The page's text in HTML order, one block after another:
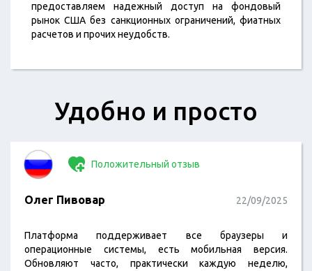
предоставляем надежный доступ на фондовый
рынок США без санкционных ограничений, фиатных
расчетов и прочих неудобств.
Удобно и просто
Положительный отзыв
Олег Пивовар 22/09/2025
Платформа поддерживает все браузеры и
операционные системы, есть мобильная версия.
Обновляют часто, практически каждую неделю,